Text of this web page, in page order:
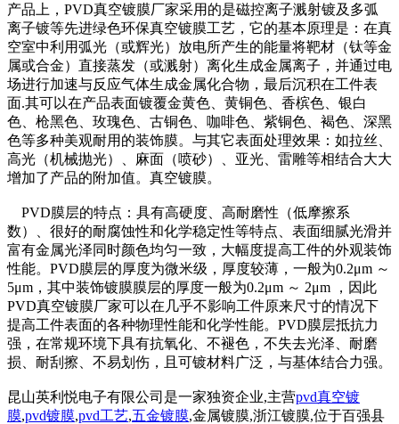
产品上，PVD真空镀膜厂家采用的是磁控离子溅射镀及多弧
离子镀等先进绿色环保真空镀膜工艺，它的基本原理是：在真
空室中利用弧光（或辉光）放电所产生的能量将靶材（钛等金
属或合金）直接蒸发（或溅射）离化生成金属离子，并通过电
场进行加速与反应气体生成金属化合物，最后沉积在工件表
面.其可以在产品表面镀覆金黄色、黄铜色、香槟色、银白
色、枪黑色、玫瑰色、古铜色、咖啡色、紫铜色、褐色、深黑
色等多种美观耐用的装饰膜。与其它表面处理效果：如拉丝、
高光（机械抛光）、麻面（喷砂）、亚光、雷雕等相结合大大
增加了产品的附加值。真空镀膜。
PVD膜层的特点：具有高硬度、高耐磨性（低摩擦系
数）、很好的耐腐蚀性和化学稳定性等特点、表面细腻光滑并
富有金属光泽同时颜色均匀一致，大幅度提高工件的外观装饰
性能。PVD膜层的厚度为微米级，厚度较薄，一般为0.2μm ～
5μm，其中装饰镀膜膜层的厚度一般为0.2μm ～ 2μm ，因此
PVD真空镀膜厂家可以在几乎不影响工件原来尺寸的情况下
提高工件表面的各种物理性能和化学性能。PVD膜层抵抗力
强，在常规环境下具有抗氧化、不褪色，不失去光泽、耐磨
损、耐刮擦、不易划伤，且可镀材料广泛，与基体结合力强。
昆山英利悦电子有限公司是一家独资企业,主营pvd真空镀
膜,pvd镀膜,pvd工艺,五金镀膜,金属镀膜,浙江镀膜,位于百强县